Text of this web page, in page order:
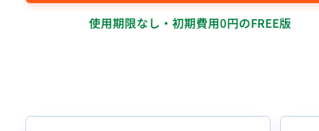
使用期限なし・初期費用0円のFREE版